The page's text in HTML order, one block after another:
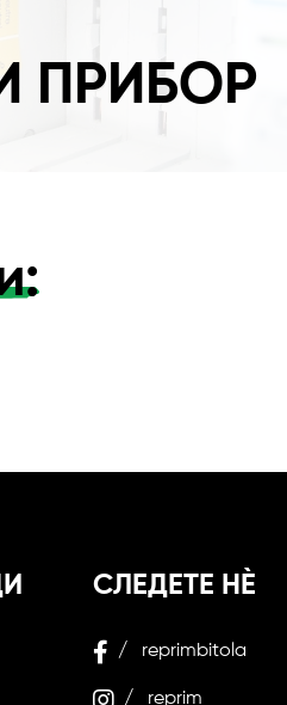
ПРИБОР
СЛЕДЕТЕ НЀ
/ reprimbitola
/ reprim